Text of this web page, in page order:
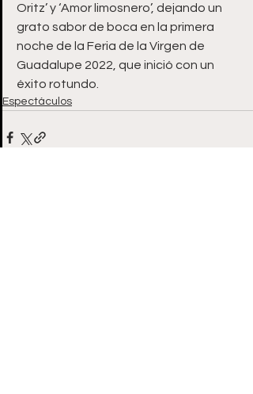
Oritz’ y ‘Amor limosnero’, dejando un
grato sabor de boca en la primera
noche de la Feria de la Virgen de
Guadalupe 2022, que inició con un
éxito rotundo.
Espectáculos